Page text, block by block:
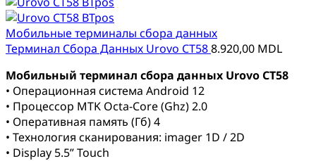
Мобильные терминалы сбора данных
Терминал Сбора Данных Urovo CT588.920,00 MDL
Мобильный терминал сбора данных Urovo CT58
• Операционная система Android 12
• Процессор MTK Octa-Core (Ghz) 2.0
• Оперативная память (Гб) 4
• Технология сканирования: imager 1D / 2D
• Display 5.5” Touch